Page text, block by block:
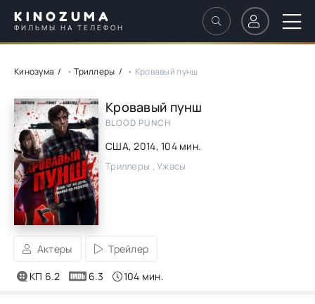
KINOZUMA
ФИЛЬМЫ НА ТЕЛЕФОН
Кинозума •Триллеры • Кровавый пунш
Кровавый пунш
BLOOD PUNCH
США,2014, 104 мин.
Триллеры , Ужасы
Актеры Трейлер
КП 6.2 6.3 104 мин.